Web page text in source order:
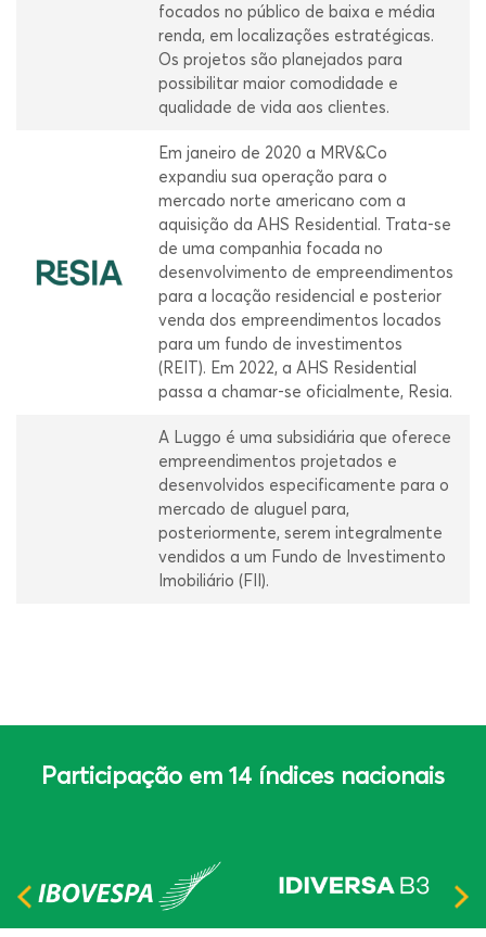
focados no público de baixa e média
renda, em localizações estratégicas.
Os projetos são planejados para
possibilitar maior comodidade e
qualidade de vida aos clientes.
Em janeiro de 2020 a MRV&Co
expandiu sua operação para o
mercado norte americano com a
aquisição da AHS Residential. Trata-se
de uma companhia focada no
desenvolvimento de empreendimentos
para a locação residencial e posterior
venda dos empreendimentos locados
para um fundo de investimentos
(REIT). Em 2022, a AHS Residential
passa a chamar-se oficialmente, Resia.
A Luggo é uma subsidiária que oferece
empreendimentos projetados e
desenvolvidos especificamente para o
mercado de aluguel para,
posteriormente, serem integralmente
vendidos a um Fundo de Investimento
Imobiliário (FII).
Participação em 14 índices nacionais